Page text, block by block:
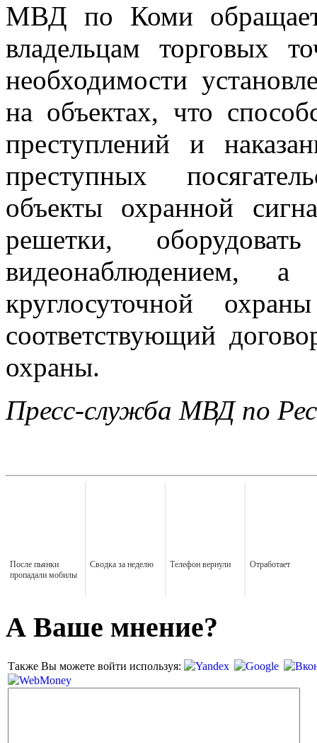
МВД по Коми
владельцам торговых
необходимости
на объектах, что
преступлений и
преступных
объекты охранной
решетки,
видеонаблюдением,
круглосуточной
соответствующий
охраны.
Пресс-служба МВД по
После пьянки
пропадали мобилы
Сводка за неделю Телефон вернули Отработает
А Ваше мнение?
Также Вы можете войти используя: